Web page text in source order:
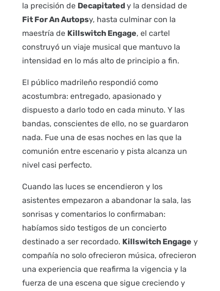
la precisión de Decapitatedy la densidad de
Fit For An Autopsy, hasta culminar con la
maestría de Killswitch Engage, el cartel
construyó un viaje musical que mantuvo la
intensidad en lo más alto de principio a fin.
El público madrileño respondió como
acostumbra: entregado, apasionado y
dispuesto a darlo todo en cada minuto. Y las
bandas, conscientes de ello, no se guardaron
nada. Fue una de esas noches en las que la
comunión entre escenario y pista alcanza un
nivel casi perfecto.
Cuando las luces se encendieron y los
asistentes empezaron a abandonar la sala, las
sonrisas y comentarios lo confirmaban:
habíamos sido testigos de un concierto
destinado a ser recordado. Killswitch Engage y
compañía no solo ofrecieron música, ofrecieron
una experiencia que reafirma la vigencia y la
fuerza de una escena que sigue creciendo y